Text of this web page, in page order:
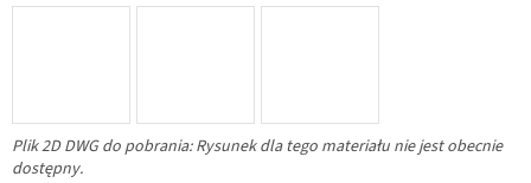
Plik 2D DWG do pobrania: Rysunek dla tego materiału nie jest obecnie
dostępny.